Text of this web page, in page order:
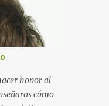
honor al
cómo